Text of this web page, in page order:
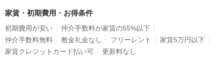
家賃・初期費用・お得条件
初期費用が安い
仲介手数料が家賃の55%以下
仲介手数料無料
敷金礼金なし フリーレント
家賃5万円以下
家賃クレジットカード払い可
更新料なし